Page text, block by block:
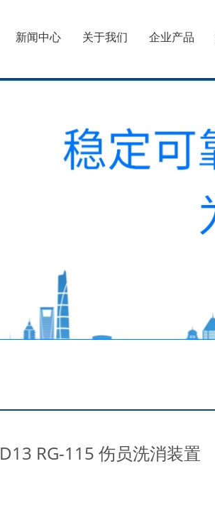
新闻中心 关于我们 企业产品
D13 RG-115 伤员洗消装置